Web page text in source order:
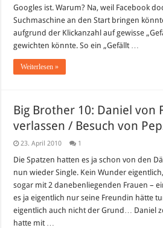
Googles ist. Warum? Na, weil Facebook
Suchmaschine an den Start bringen
aufgrund der Klickanzahl auf gewisse
gewichten könnte. So ein „Gefällt …
Weiterlesen »
Big Brother 10: Daniel von
verlassen / Besuch von
23. April 2010 1
Die Spatzen hatten es ja schon von den
nun wieder Single. Kein Wunder
sogar mit 2 danebenliegenden Frauen –
es ja eigentlich nur seine Freundin hätte
eigentlich auch nicht der Grund… Daniel
hatte mit …